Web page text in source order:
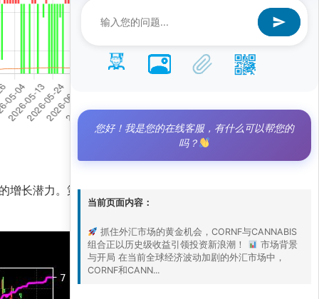
长潜力。策略净值已攀升至11.2，远超基准净
您好！我是您的在线客服，有什么可以帮您的
吗？
当前页面内容：
抓住外汇市场的黄金机会，CORNF与CANNABIS
组合正以历史级收益引领投资新浪潮！
市场背景
与开局 在当前全球经济波动加剧的外汇市场中，
CORNF和CANN...